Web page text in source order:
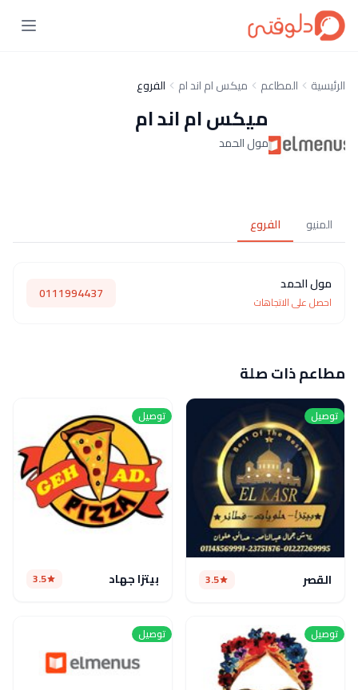
الرئيسية المطاعم ميكس ام اند ام الفروع
ميكس ام اند ام
مول الحمد
المنيو الفروع
مول الحمد
احصل على الاتجاهات 0111994437
مطاعم ذات صلة
توصيل
القصر 3.5
توصيل
بيتزا جهاد 3.5
توصيل توصيل